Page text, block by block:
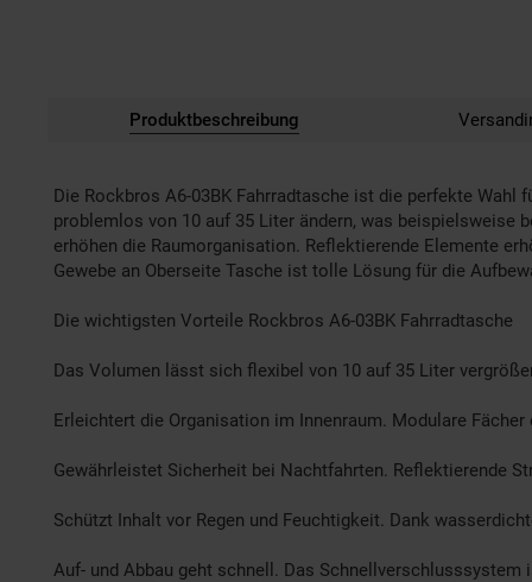
Produktbeschreibung
Die Rockbros A6-03BK Fahrradtasche ist die perfekte
problemlos von 10 auf 35 Liter ändern, was beispielsweise
erhöhen die Raumorganisation. Reflektierende Elemente
Gewebe an Oberseite Tasche ist tolle Lösung für die
Die wichtigsten Vorteile Rockbros A6-03BK Fahrradtasche
Das Volumen lässt sich flexibel von 10 auf 35 Liter
Erleichtert die Organisation im Innenraum. Modulare
Gewährleistet Sicherheit bei Nachtfahrten. Reflektierende
Schützt Inhalt vor Regen und Feuchtigkeit. Dank
Auf- und Abbau geht schnell. Das